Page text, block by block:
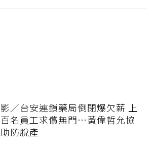
影／台安連鎖藥局倒閉爆欠薪 上
百名員工求償無門…黃偉哲允協
助防脫產